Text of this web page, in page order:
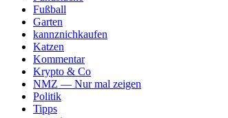
Fußball
Garten
kannznichkaufen
Katzen
Kommentar
Krypto & Co
NMZ — Nur mal zeigen
Politik
Tipps